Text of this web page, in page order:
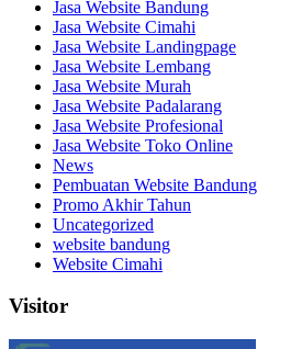
Jasa Website Bandung
Jasa Website Cimahi
Jasa Website Landingpage
Jasa Website Lembang
Jasa Website Murah
Jasa Website Padalarang
Jasa Website Profesional
Jasa Website Toko Online
News
Pembuatan Website Bandung
Promo Akhir Tahun
Uncategorized
website bandung
Website Cimahi
Visitor